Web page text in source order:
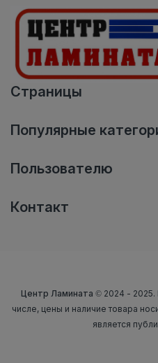
Страницы
Популярные
Пользователю
Контакт
Центр Ламината © 2024 - 2025.
числе, цены и наличие товара
является